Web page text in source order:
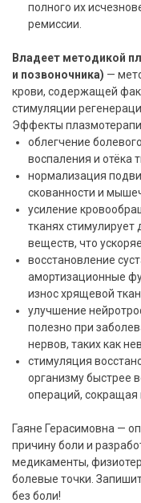
полного их
ремиссии.
Владеет методикой
и позвоночника) —
крови, содержащей
стимуляции
Эффекты
облегчение
воспаления и отёка
нормализация
скованности и
усиление
тканях стимулирует
веществ, что
восстановление
амортизационные
износ хрящевой
улучшение
полезно при
нервов, таких как
стимуляция
организму быстрее
операций, сокращая
Гаяне Герасимовна —
причину боли и
медикаменты,
болевые точки.
без боли!